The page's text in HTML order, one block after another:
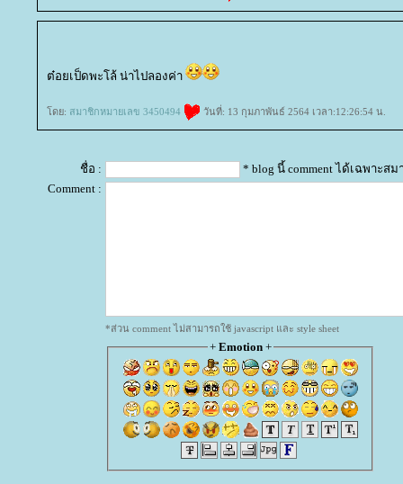
ต๋อยเป็ดพะโล้ น่าไปลองค่า
ดย: สมาชิกหมายเลข 3450494 วันที่: 13 กุมภาพันธ์ 2564 เวลา:12:26:54 น.
ชื่อ :
* blog นี้ comment ได้เฉพาะสม
Comment :
*ส่วน comment ไม่สามารถใช้ javascript และ style sheet
+ Emotion+